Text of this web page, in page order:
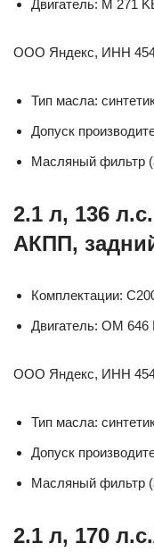
Двигатель: M 271
ООО Яндекс, ИНН
Тип масла:
Допуск
Масляный фильтр
2.1 л, 136
АКПП,
Комплектации:
Двигатель: OM 646
ООО Яндекс, ИНН
Тип масла:
Допуск
Масляный фильтр
2.1 л, 170